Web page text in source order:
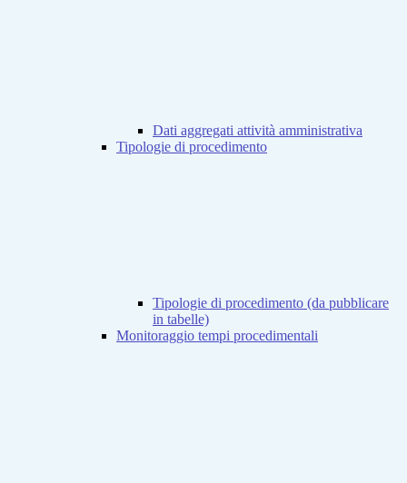
Dati aggregati attività amministrativa
Tipologie di procedimento
Tipologie di procedimento (da pubblicare
in tabelle)
Monitoraggio tempi procedimentali